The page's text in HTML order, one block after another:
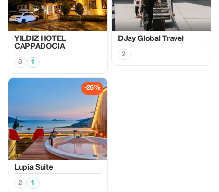
YILDIZ HOTEL
CAPPADOCIA
3 1
DJay Global Travel
2
-26%
Lupia Suite
2 1